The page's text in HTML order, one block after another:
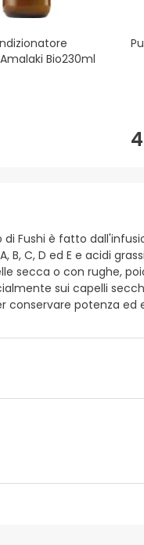
Bio230ml
di Fushi è fatto
C, D ed E e acidi
secca o con rughe,
sui capelli
conservare potenza